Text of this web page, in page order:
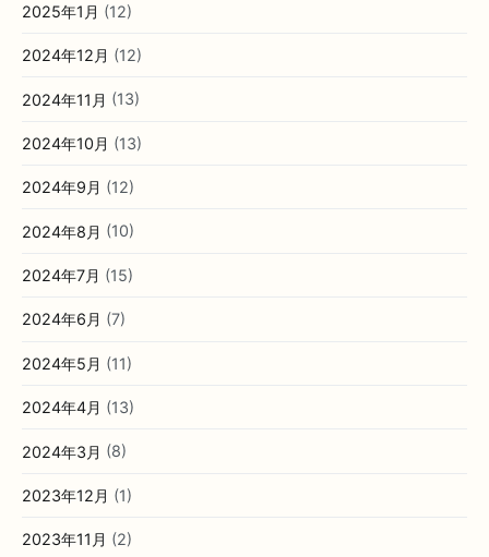
2025年1月 (12)
2024年12月 (12)
2024年11月 (13)
2024年10月 (13)
2024年9月 (12)
2024年8月 (10)
2024年7月 (15)
2024年6月 (7)
2024年5月 (11)
2024年4月 (13)
2024年3月 (8)
2023年12月 (1)
2023年11月 (2)